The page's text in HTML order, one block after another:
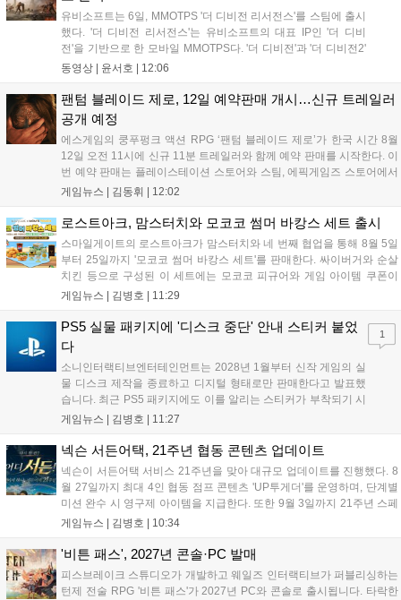
유비소프트는 6일, MMOTPS '더 디비전 리서전스'를 스팀에 출시
했다. '더 디비전 리서전스'는 유비소프트의 대표 IP인 '더 디비
전'을 기반으로 한 모바일 MMOTPS다. '더 디비전'과 '더 디비전2'
사이의 시기를 배경으로 하고 있으며, 완전히 새로운 독립형 스토
의 디비전 요원이 되어...
동영상 | 윤서호 12:06
팬텀 블레이드 제로, 12일 예약판매 개시…신규 트레일러
공개 예정
에스게임의 쿵푸펑크 액션 RPG ‘팬텀 블레이드 제로’가 한국 시간 8월
12일 오전 11시에 신규 11분 트레일러와 함께 예약 판매를 시작한다. 이
번 예약 판매는 플레이스테이션 스토어와 스팀, 에픽게임즈 스토어에서
진행되며, 개발이 완료된 게임은 10월 29일 정식 출시될 예정이다. 언리
콤보 액션과 세미 오픈월드 환경을 특징으로 한다....
게임뉴스 | 김동휘 12:02
로스트아크, 맘스터치와 모코코 썸머 바캉스 세트 출시
스마일게이트의 로스트아크가 맘스터치와 네 번째 협업을 통해 8월 5일
부터 25일까지 '모코코 썸머 바캉스 세트'를 판매한다. 싸이버거와 순살
치킨 등으로 구성된 이 세트에는 모코코 피규어와 게임 아이템 쿠폰이
포함된다. 전국 매장 및 배달 앱으로 구매 가능하며, 수익금은 사회 공헌
세한 정보는 공식 홈페이지에서 확인 가능하다....
게임뉴스 | 김병호 11:29
PS5 실물 패키지에 '디스크 중단' 안내 스티커 붙었
다
소니인터랙티브엔터테인먼트는 2028년 1월부터 신작 게임의 실
물 디스크 제작을 종료하고 디지털 형태로만 판매한다고 발표했
습니다. 최근 PS5 패키지에도 이를 알리는 스티커가 부착되기 시
작했으며, 기존 디스크는 계속 이용 가능합니다. 7월 31일 실적
은 신중히 추진하겠다고 밝혔습니다. 향후 지역별 유통 방식은 미
정입니다....
게임뉴스 | 김병호 11:27
1
넥슨 서든어택, 21주년 협동 콘텐츠 업데이트
넥슨이 서든어택 서비스 21주년을 맞아 대규모 업데이트를 진행했다. 8
월 27일까지 최대 4인 협동 점프 콘텐츠 'UP투게더'를 운영하며, 단계별
미션 완수 시 영구제 아이템을 지급한다. 또한 9월 3일까지 21주년 스페
셜 교환소와 웹 이벤트, 출석 챌린지 등 다채로운 행사를 연다. 8월 9일까
운영하며 혜택을 제공한다. 특히 8월 6일 오후 8시에는 공식 SOOP 채널
에서 '2026 시즌3 서든라이브' 생방송을 통해 업데이트를 소개하고 시청
자에게 다양한 보상을 지급할 예정이다....
게임뉴스 | 김병호 10:34
'비튼 패스', 2027년 콘솔·PC 발매
피스브레이크 스튜디오가 개발하고 웨일즈 인터랙티브가 퍼블리싱하는
턴제 전술 RPG '비튼 패스'가 2027년 PC와 콘솔로 출시됩니다. 타락한